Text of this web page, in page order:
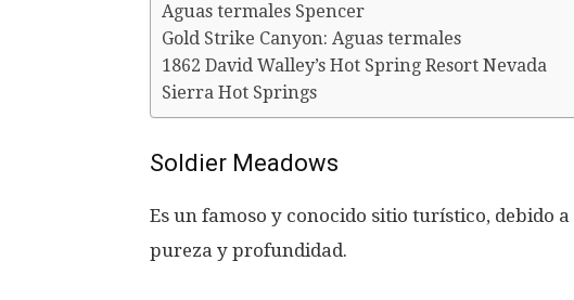
Aguas termales Spencer
Gold Strike Canyon: Aguas termales
1862 David Walley’s Hot Spring Resort Nevada
Sierra Hot Springs
Soldier Meadows
Es un famoso y conocido sitio turístico, debido
pureza y profundidad.